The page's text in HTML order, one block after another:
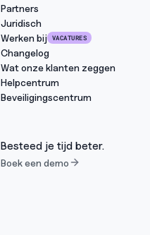
Partners
Juridisch
Werken bij
VACATURES
Changelog
Wat onze klanten zeggen
Helpcentrum
Beveiligingscentrum
Besteed je tijd beter.
Boek een demo